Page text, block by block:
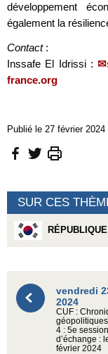
développement
également la
Contact:
Inssafe El Idrissi :
france.org
Publié le 27 février 2024
SUR CES
vendredi
2024
CUF :
4 : 5e session
d’échange :
février 2024